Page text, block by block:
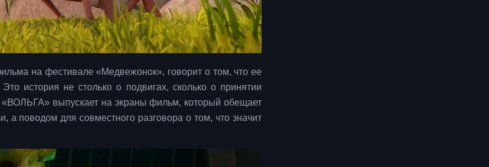
на фестивале «Медвежонок», говорит о том, что ее
история не столько о подвигах, сколько о принятии
выпускает на экраны фильм, который обещает
а поводом для совместного разговора о том, что значит